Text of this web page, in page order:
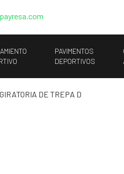
PAVIMENTOS
DEPORTIVOS
DE TREPA D